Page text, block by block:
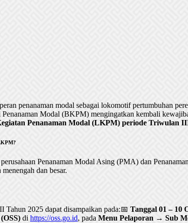
penanaman modal sebagai lokomotif pertumbuhan
Modal (BKPM) mengingatkan kembali
Penanaman Modal (LKPM) periode Triwulan
Penanaman Modal Asing (PMA) dan
dan besar.
2025 dapat disampaikan pada:📅 Tanggal 01 – 10
di https://oss.go.id, pada Menu Pelaporan → Sub